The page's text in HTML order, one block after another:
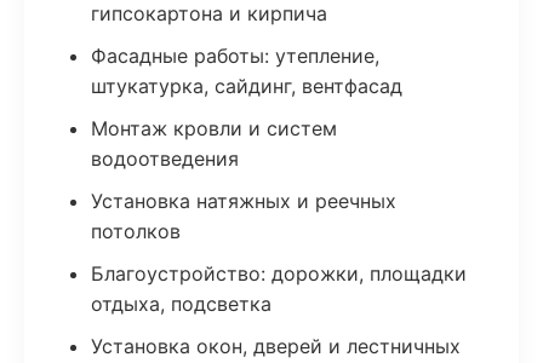
гипсокартона и кирпича
Фасадные работы: утепление,
штукатурка, сайдинг, вентфасад
Монтаж кровли и систем
водоотведения
Установка натяжных и реечных
потолков
Благоустройство: дорожки, площадки
отдыха, подсветка
Установка окон, дверей и лестничных